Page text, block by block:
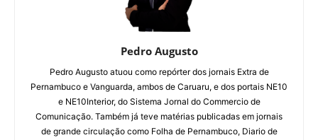
Pedro Augusto
Pedro Augusto atuou como repórter dos jornais Extra de
Pernambuco e Vanguarda, ambos de Caruaru, e dos portais NE10
e NE10Interior, do Sistema Jornal do Commercio de
Comunicação. Também já teve matérias publicadas em jornais
de grande circulação como Folha de Pernambuco, Diario de